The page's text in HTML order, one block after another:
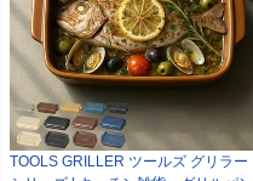
TOOLS GRILLER ツールズ グリラー